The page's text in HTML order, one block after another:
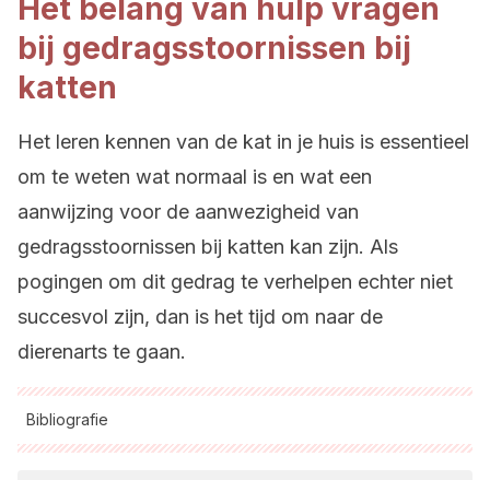
Het belang van hulp vragen
bij gedragsstoornissen bij
katten
Het leren kennen van de kat in je huis is essentieel
om te weten wat normaal is en wat een
aanwijzing voor de aanwezigheid van
gedragsstoornissen bij katten kan zijn. Als
pogingen om dit gedrag te verhelpen echter niet
succesvol zijn, dan is het tijd om naar de
dierenarts te gaan.
Bibliografie
Alle aangehaalde bronnen zijn grondig gecontroleerd door